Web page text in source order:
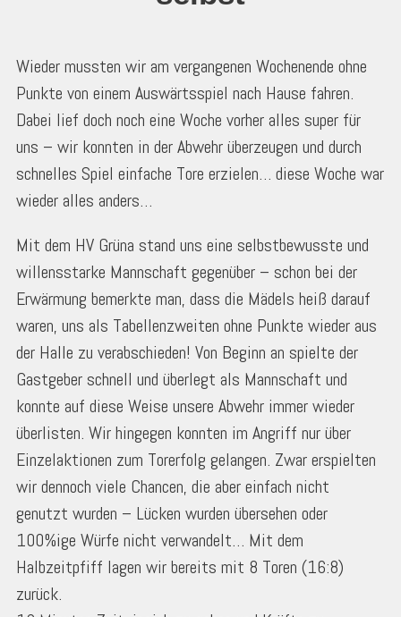
Wieder mussten wir am vergangenen Wochenende ohne
Punkte von einem Auswärtsspiel nach Hause fahren.
Dabei lief doch noch eine Woche vorher alles super für
uns – wir konnten in der Abwehr überzeugen und durch
schnelles Spiel einfache Tore erzielen… diese Woche war
wieder alles anders…
Mit dem HV Grüna stand uns eine selbstbewusste und
willensstarke Mannschaft gegenüber – schon bei der
Erwärmung bemerkte man, dass die Mädels heiß darauf
waren, uns als Tabellenzweiten ohne Punkte wieder aus
der Halle zu verabschieden! Von Beginn an spielte der
Gastgeber schnell und überlegt als Mannschaft und
konnte auf diese Weise unsere Abwehr immer wieder
überlisten. Wir hingegen konnten im Angriff nur über
Einzelaktionen zum Torerfolg gelangen. Zwar erspielten
wir dennoch viele Chancen, die aber einfach nicht
genutzt wurden – Lücken wurden übersehen oder
100%ige Würfe nicht verwandelt… Mit dem
Halbzeitpfiff lagen wir bereits mit 8 Toren (16:8)
zurück.